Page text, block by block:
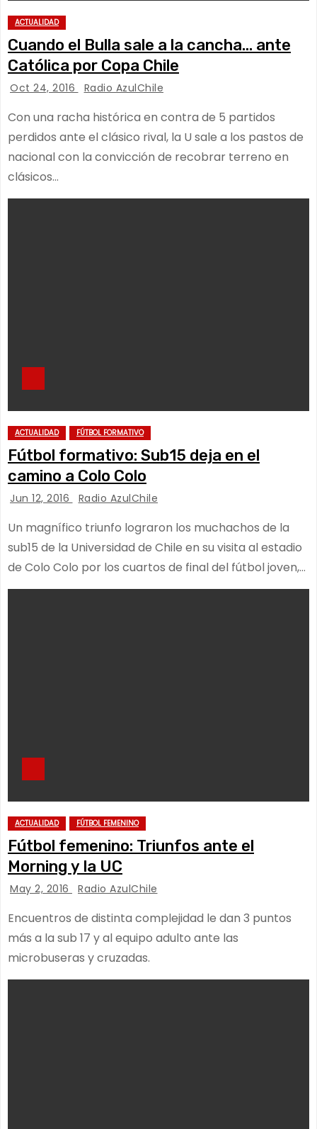
ACTUALIDAD
Cuando el Bulla sale a la cancha… ante
Católica por Copa Chile
Oct 24, 2016 Radio AzulChile
Con una racha histórica en contra de 5 partidos
perdidos ante el clásico rival, la U sale a los pastos de
nacional con la convicción de recobrar terreno en
clásicos…
ACTUALIDAD FÚTBOL FORMATIVO
Fútbol formativo: Sub15 deja en el
camino a Colo Colo
Jun 12, 2016 Radio AzulChile
Un magnífico triunfo lograron los muchachos de la
sub15 de la Universidad de Chile en su visita al estadio
de Colo Colo por los cuartos de final del fútbol joven,…
ACTUALIDAD FÚTBOL FEMENINO
Fútbol femenino: Triunfos ante el
Morning y la UC
May 2, 2016 Radio AzulChile
Encuentros de distinta complejidad le dan 3 puntos
más a la sub 17 y al equipo adulto ante las
microbuseras y cruzadas.